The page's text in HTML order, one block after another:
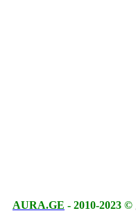
AURA.GE - 2010-2023 ©